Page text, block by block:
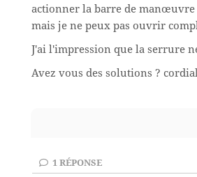
actionner la barre de
mais je ne peux pas ouvrir
J'ai l'impression que la serrure
Avez vous des solutions ?
1RÉPONSE